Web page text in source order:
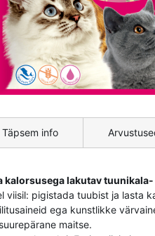
kalorsusega lakutav
viisil: pigistada tuubist ja lasta
ega kunstlikke
maitse.
Täpsem info